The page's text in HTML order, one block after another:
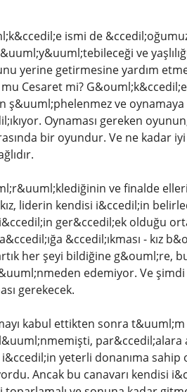
ismi de
ve
yerine getirmesine yardım
Cesaret mi?
ş&uuml;phelenmez ve
Oynaması gereken oyunun,
bir oyundur. Ve ne kadar iyi
ve finalde
liderin kendisi i&ccedil;in
ger&ccedil;ek olduğu
&ccedil;ıkması - kız
her şeyi bildiğine g&ouml;re,
edemiyor. Ve
gerekecek.
kabul ettikten sonra t&uuml;m
par&ccedil;alara
yeterli donanıma sahip
Ancak bu canavarı kendisi